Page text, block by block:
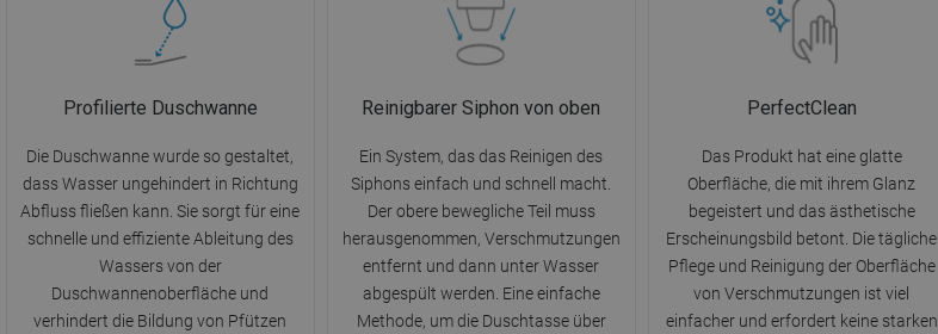
Profilierte Duschwanne
Die Duschwanne wurde so gestaltet,
dass Wasser ungehindert in Richtung
Abfluss fließen kann. Sie sorgt für eine
schnelle und effiziente Ableitung des
Wassers von der
Duschwannenoberfläche und
verhindert die Bildung von Pfützen
Reinigbarer Siphon von oben
Ein System, das das Reinigen des
Siphons einfach und schnell macht.
Der obere bewegliche Teil muss
herausgenommen, Verschmutzungen
entfernt und dann unter Wasser
abgespült werden. Eine einfache
Methode, um die Duschtasse über
PerfectClean
Das Produkt hat eine glatte
Oberfläche, die mit ihrem Glanz
begeistert und das ästhetische
Erscheinungsbild betont. Die tägliche
Pflege und Reinigung der Oberfläche
von Verschmutzungen ist viel
einfacher und erfordert keine starken